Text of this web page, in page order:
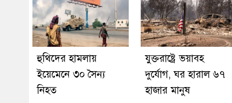
হুথিদের হামলায়
ইয়েমেনে ৩০ সৈন্য
নিহত
যুক্তরাষ্ট্রে ভয়াবহ
দুর্যোগ, ঘর হারাল ৬৭
হাজার মানুষ